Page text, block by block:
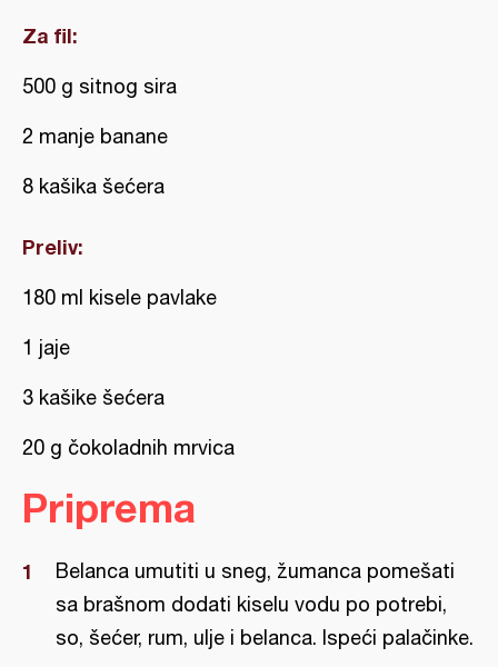
Za fil:
500 g sitnog sira
2 manje banane
8 kašika šećera
Preliv:
180 ml kisele pavlake
1 jaje
3 kašike šećera
20 g čokoladnih mrvica
Priprema
Belanca umutiti u sneg, žumanca pomešati
sa brašnom dodati kiselu vodu po potrebi,
so, šećer, rum, ulje i belanca. Ispeći palačinke.